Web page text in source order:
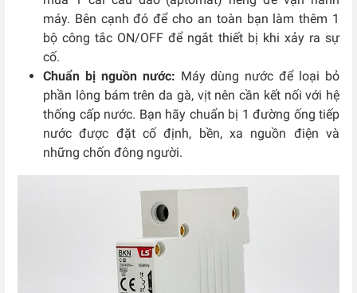
máy. Bên cạnh đó để cho an toàn bạn làm thêm 1
bộ công tắc ON/OFF để ngắt thiết bị khi xảy ra sự
cố.
Chuẩn bị nguồn nước: Máy dùng nước để loại bỏ
phần lông bám trên da gà, vịt nên cần kết nối với hệ
thống cấp nước. Bạn hãy chuẩn bị 1 đường ống tiếp
nước được đặt cố định, bền, xa nguồn điện và
những chốn đông người.